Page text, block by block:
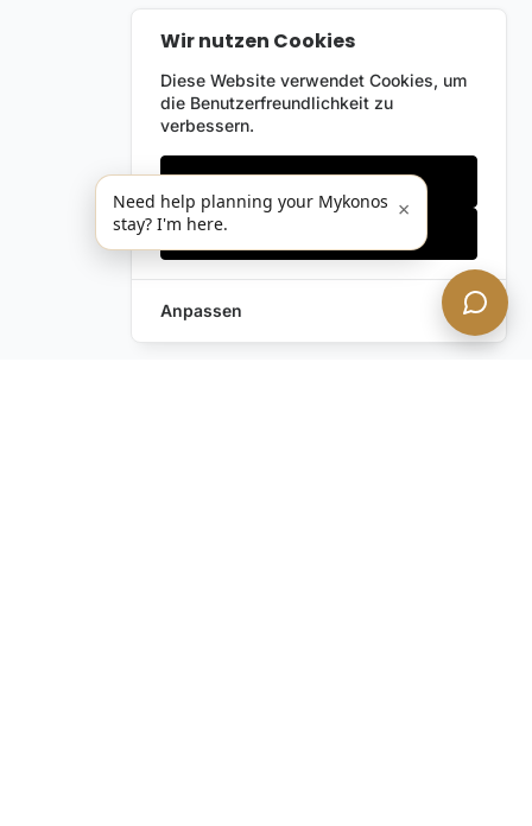
Wir nutzen Cookies
Diese Website verwendet Cookies, um
die Benutzerfreundlichkeit zu
verbessern.
Nur notwendige
Anpassen
Need help planning your Mykonos
stay? I'm here.
×